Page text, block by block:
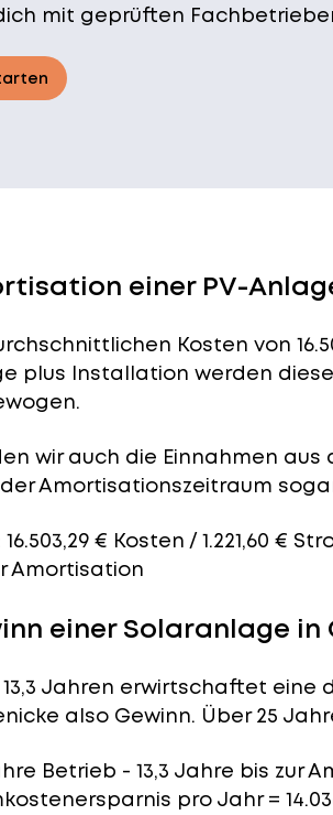
mit geprüften
einer PV-
Kosten von
plus Installation werden
wir auch die Einnahmen
Amortisationszeitraum
16.503,29 € Kosten / 1.221,60 €
Amortisation
einer Solaranlage in
Jahren erwirtschaftet
also Gewinn. Über 25
Betrieb - 13,3 Jahre bis zur
pro Jahr =